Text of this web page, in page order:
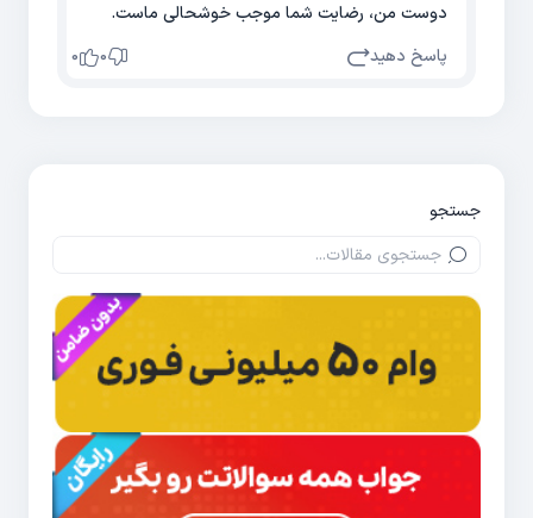
دوست من، رضایت شما موجب خوشحالی ماست.
پاسخ دهید
0
0
جستجو